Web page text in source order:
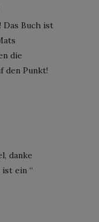
Das Buch ist
die
den Punkt!
danke
ist ein “